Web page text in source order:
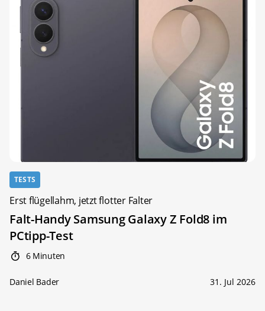
TESTS
Erst flügellahm, jetzt flotter Falter
Falt-Handy Samsung Galaxy Z Fold8 im
PCtipp-Test
6 Minuten
Daniel Bader 31. Jul 2026